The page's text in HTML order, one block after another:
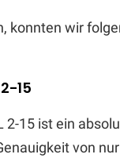
konnten wir
15
2-15 ist ein
von